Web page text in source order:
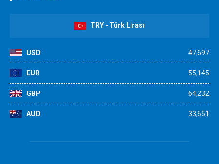
TRY - Türk Lirası
USD 47,697
EUR 55,145
GBP 64,232
AUD 33,651